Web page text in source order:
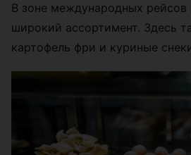
В зоне международных рейсов
широкий ассортимент. Здесь
картофель фри и куриные